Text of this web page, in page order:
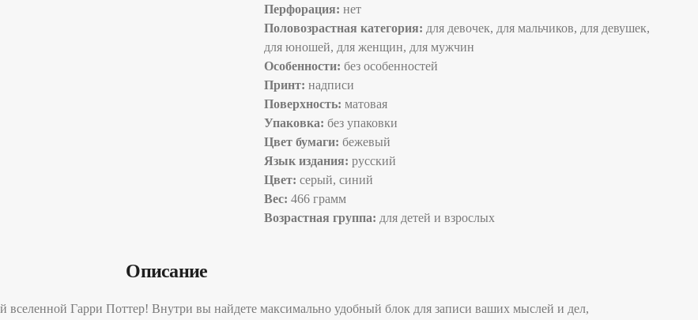
Перфорация: нет
Половозрастная категория: для девочек, для мальчиков, для девушек,
для юношей, для женщин, для мужчин
Особенности: без особенностей
Принт: надписи
Поверхность: матовая
Упаковка: без упаковки
Цвет бумаги: бежевый
Язык издания: русский
Цвет: серый, синий
Вес: 466 грамм
Возрастная группа: для детей и взрослых
Описание
вселенной Гарри Поттер! Внутри вы найдете максимально удобный блок для записи ваших мыслей и дел,